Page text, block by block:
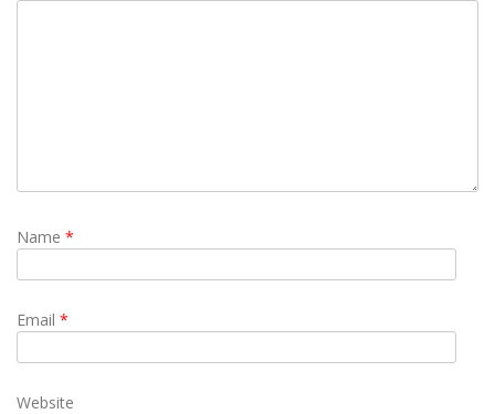
Name *
Email *
Website